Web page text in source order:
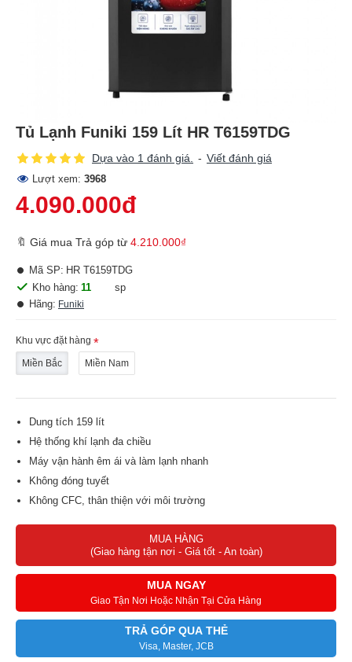
Tủ Lạnh Funiki 159 Lít HR T6159TDG
Dựa vào 1 đánh giá. - Viết đánh giá
Lượt xem: 3968
4.090.000đ
🔖 Giá mua Trả góp từ 4.210.000₫
Kho hàng: 11
sp
Hãng: Funiki
Mã SP: HR T6159TDG
Khu vực đặt hàng
Miền Bắc Miền Nam
Dung tích 159 lít
Hệ thống khí lạnh đa chiều
Máy vận hành êm ái và làm lạnh nhanh
Không đóng tuyết
Không CFC, thân thiện với môi trường
MUA HÀNG
(Giao hàng tận nơi - Giá tốt - An toàn)
MUA NGAY
Giao Tận Nơi Hoặc Nhận Tại Cửa Hàng
TRẢ GÓP QUA THẺ
Visa, Master, JCB